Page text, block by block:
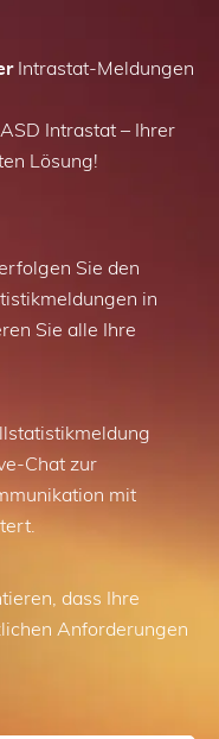
Intrastat-Meldungen
Intrastat – Ihrer
Lösung!
Sie den
in
Sie alle Ihre
Chat zur
mit
dass Ihre
Anforderungen